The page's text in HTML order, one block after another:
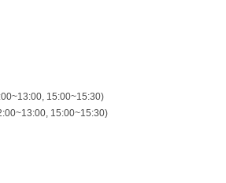
15:00~15:30)
15:00~15:30)